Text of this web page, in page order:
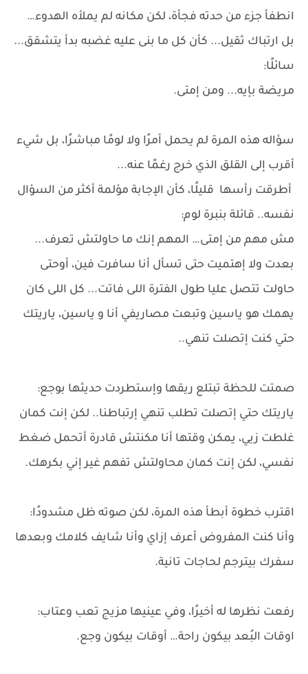
انطفأ جزء من حدته فجأة، لكن مكانه لم يملأه الهدوء…
بل ارتباك ثقيل... كأن كل ما بنى عليه غضبه بدأ يتشقق...
سائلًا:
مريضة بإيه... ومن إمتى.
سؤاله هذه المرة لم يحمل أمرًا ولا لومًا مباشرًا، بل شيء
أقرب إلى القلق الذي خرج رغمًا عنه...
أطرقت رأسها قليلًا، كأن الإجابة مؤلمة أكثر من السؤال
نفسه.. قائلة بنبرة لوم:
مش مهم من إمتى… المهم إنك ما حاولتش تعرف...
بعدت ولا إهتميت حتى تسأل أنا سافرت فين، أوحتى
حاولت تتصل عليا طول الفترة اللى فاتت... كل اللى كان
يهمك هو ياسين وتبعت مصاريفي أنا و ياسين، ياريتك
حتي كنت إتصلت تنهي..
صمتت للحظة تبتلع ريقها وإستطردت حديثها بوجع:
ياريتك حتي إتصلت تطلب تنهي إرتباطنا.. لكن إنت كمان
غلطت زيي، يمكن وقتها أنا مكنتش قادرة أتحمل ضغط
نفسي، لكن إنت كمان محاولتش تفهم غير إني بكرهك.
اقترب خطوة أبطأ هذه المرة، لكن صوته ظل مشدودًا:
وأنا كنت المفروض أعرف إزاي وأنا شايف كلامك وبعدها
سفرك بيترجم لحاجات تانية.
رفعت نظرها له أخيرًا، وفي عينيها مزيج تعب وعتاب:
اوقات البُعد بيكون راحة… أوقات بيكون وجع.